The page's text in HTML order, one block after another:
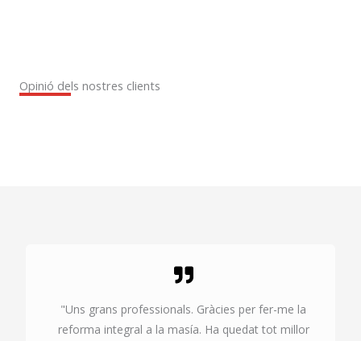
Opinió dels nostres clients
"Uns grans professionals. Gràcies per fer-me la
reforma integral a la masía. Ha quedat tot millor